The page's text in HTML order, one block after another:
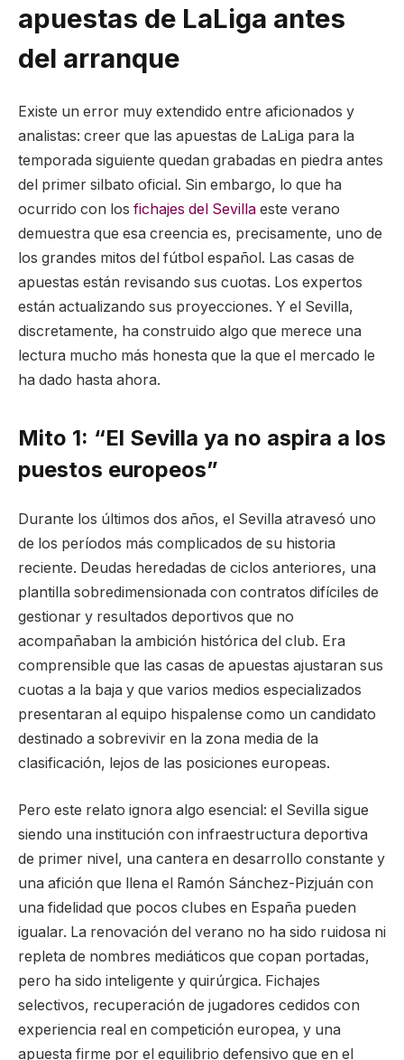
apuestas de LaLiga antes
del arranque
Existe un error muy extendido entre aficionados y
analistas: creer que las apuestas de LaLiga para la
temporada siguiente quedan grabadas en piedra antes
del primer silbato oficial. Sin embargo, lo que ha
ocurrido con los fichajes del Sevilla este verano
demuestra que esa creencia es, precisamente, uno de
los grandes mitos del fútbol español. Las casas de
apuestas están revisando sus cuotas. Los expertos
están actualizando sus proyecciones. Y el Sevilla,
discretamente, ha construido algo que merece una
lectura mucho más honesta que la que el mercado le
ha dado hasta ahora.
Mito 1: “El Sevilla ya no aspira a los
puestos europeos”
Durante los últimos dos años, el Sevilla atravesó uno
de los períodos más complicados de su historia
reciente. Deudas heredadas de ciclos anteriores, una
plantilla sobredimensionada con contratos difíciles de
gestionar y resultados deportivos que no
acompañaban la ambición histórica del club. Era
comprensible que las casas de apuestas ajustaran sus
cuotas a la baja y que varios medios especializados
presentaran al equipo hispalense como un candidato
destinado a sobrevivir en la zona media de la
clasificación, lejos de las posiciones europeas.
Pero este relato ignora algo esencial: el Sevilla sigue
siendo una institución con infraestructura deportiva
de primer nivel, una cantera en desarrollo constante y
una afición que llena el Ramón Sánchez-Pizjuán con
una fidelidad que pocos clubes en España pueden
igualar. La renovación del verano no ha sido ruidosa ni
repleta de nombres mediáticos que copan portadas,
pero ha sido inteligente y quirúrgica. Fichajes
selectivos, recuperación de jugadores cedidos con
experiencia real en competición europea, y una
apuesta firme por el equilibrio defensivo que en el